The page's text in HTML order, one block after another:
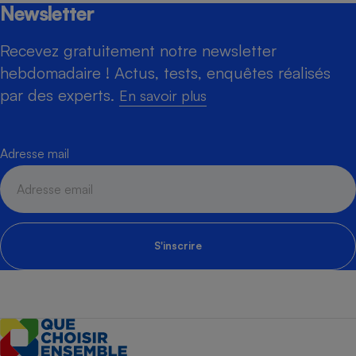
Newsletter
Recevez gratuitement notre newsletter
hebdomadaire ! Actus, tests, enquêtes réalisés
par des experts. En savoir plus
Adresse mail
S'inscrire